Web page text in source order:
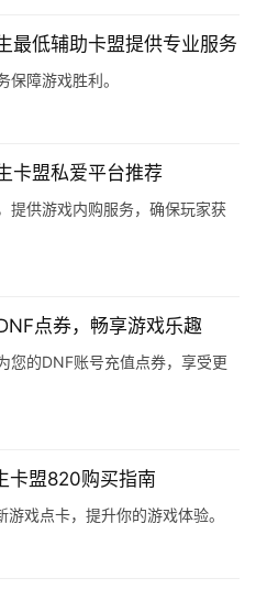
最低辅助卡盟提供专业服务
障游戏胜利。
卡盟私爱平台推荐
提供游戏内购服务，确保玩家获
点券，畅享游戏乐趣
您的DNF账号充值点券，享受更
卡盟820购买指南
戏点卡，提升你的游戏体验。